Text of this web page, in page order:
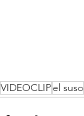
VIDEOCLIPel suso